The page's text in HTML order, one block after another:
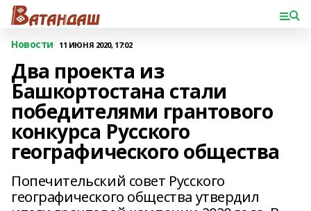
Новости 11 ИЮНЯ 2020, 17:02
Два проекта из
Башкортостана стали
победителями грантового
конкурса Русского
географического общества
Попечительский совет Русского
географического общества утвердил